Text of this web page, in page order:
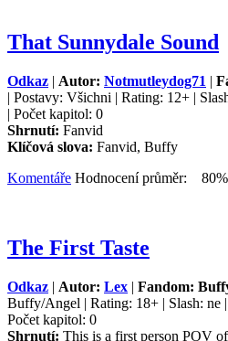
That Sunnydale Sound
Odkaz | Autor: Notmutleydog71 |
| Postavy: Všichni | Rating: 12+ |
| Počet kapitol: 0
Shrnutí: Fanvid
Klíčová slova: Fanvid, Buffy
Komentáře Hodnocení průměr:
The First Taste
Odkaz | Autor: Lex | Fandom:
Buffy/Angel | Rating: 18+ | Slash: ne
Počet kapitol: 0
Shrnutí: This is a first person POV